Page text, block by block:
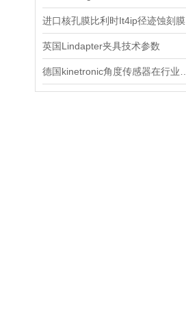
进口核孔膜比利时It4ip径迹蚀刻膜
英国Lindapter夹具技术参数